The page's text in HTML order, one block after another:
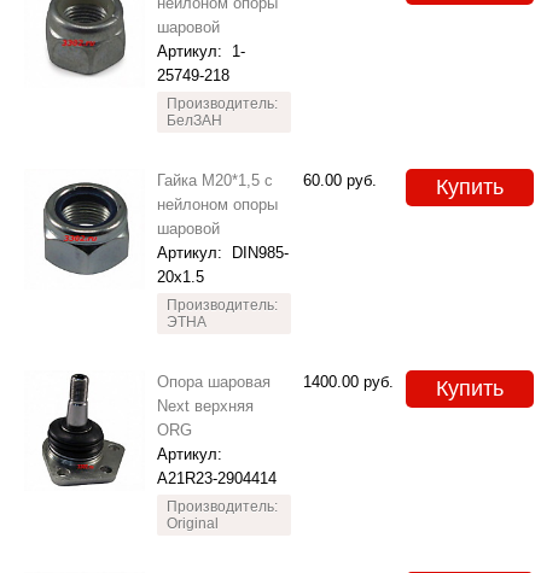
шаровой
Артикул: 1-
25749-218
Производитель:
БелЗАН
Гайка М20*1,5 с
нейлоном опоры
шаровой
Артикул:
DIN985-
20х1.5
Производитель:
ЭТНА
60.00 руб. Купить
Опора шаровая
Next верхняя
ORG
Артикул:
A21R23-2904414
Производитель:
Original
1400.00 руб. Купить